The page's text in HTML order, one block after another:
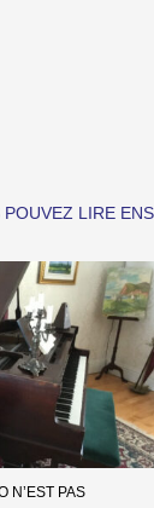
LIRE
N’EST PAS